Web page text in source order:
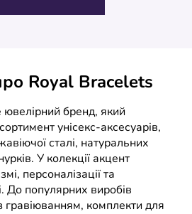
Royal Bracelets
бренд, який
унісекс-аксесуарів,
сталі, натуральних
У колекції акцент
персоналізації та
До популярних виробів
гравіюванням, комплекти для